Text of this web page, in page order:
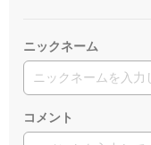
ニックネーム
コメント